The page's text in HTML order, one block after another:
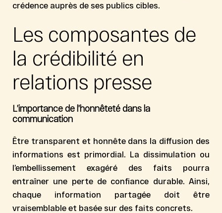
crédence auprès de ses publics cibles.
Les composantes de
la crédibilité en
relations presse
L’importance de l’honnêteté dans la
communication
Être transparent et honnête dans la diffusion des
informations est primordial. La dissimulation ou
l’embellissement exagéré des faits pourra
entraîner une perte de confiance durable. Ainsi,
chaque information partagée doit être
vraisemblable et basée sur des faits concrets.